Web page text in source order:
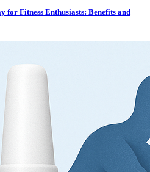
for Fitness Enthusiasts: Benefits and